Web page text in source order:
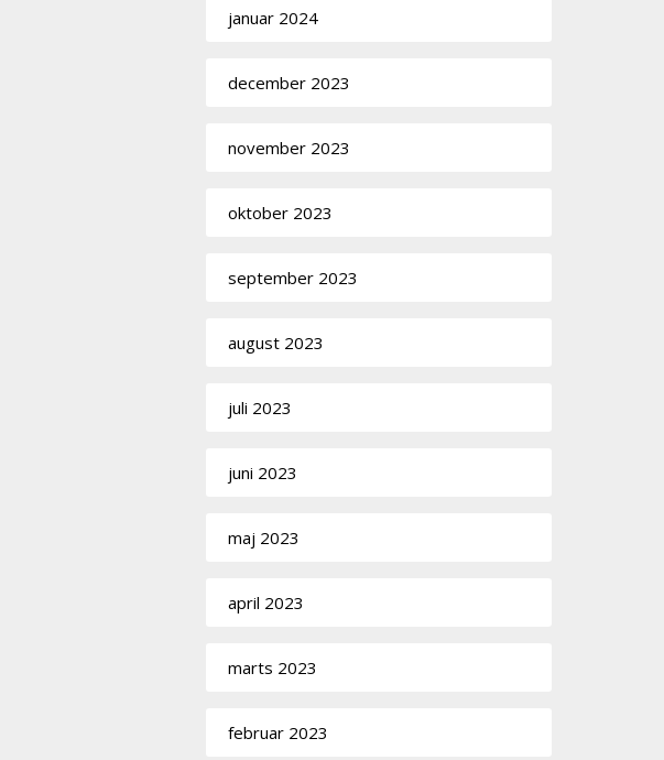
januar 2024
december 2023
november 2023
oktober 2023
september 2023
august 2023
juli 2023
juni 2023
maj 2023
april 2023
marts 2023
februar 2023